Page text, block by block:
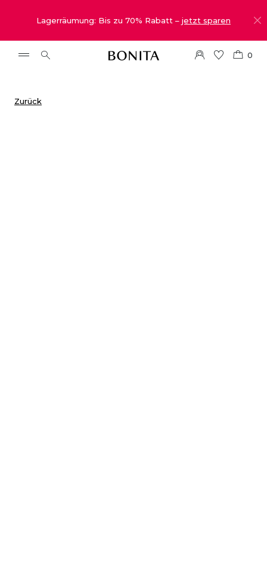
Lagerräumung: Bis zu 70% Rabatt – jetzt sparen
0
Zurück